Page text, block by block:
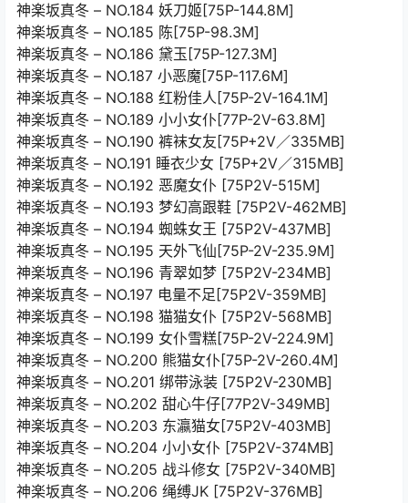
神楽坂真冬 – NO.184 妖刀姬[75P-144.8M]
神楽坂真冬 – NO.185 陈[75P-98.3M]
神楽坂真冬 – NO.186 黛玉[75P-127.3M]
神楽坂真冬 – NO.187 小恶魔[75P-117.6M]
神楽坂真冬 – NO.188 红粉佳人[75P-2V-164.1M]
神楽坂真冬 – NO.189 小小女仆[77P-2V-63.8M]
神楽坂真冬 – NO.190 裤袜女友[75P+2V／335MB]
神楽坂真冬 – NO.191 睡衣少女 [75P+2V／315MB]
神楽坂真冬 – NO.192 恶魔女仆 [75P2V-515M]
神楽坂真冬 – NO.193 梦幻高跟鞋 [75P2V-462MB]
神楽坂真冬 – NO.194 蜘蛛女王 [75P2V-437MB]
神楽坂真冬 – NO.195 天外飞仙[75P-2V-235.9M]
神楽坂真冬 – NO.196 青翠如梦 [75P2V-234MB]
神楽坂真冬 – NO.197 电量不足[75P2V-359MB]
神楽坂真冬 – NO.198 猫猫女仆 [75P2V-568MB]
神楽坂真冬 – NO.199 女仆雪糕[75P-2V-224.9M]
神楽坂真冬 – NO.200 熊猫女仆[75P-2V-260.4M]
神楽坂真冬 – NO.201 绑带泳装 [75P2V-230MB]
神楽坂真冬 – NO.202 甜心牛仔[77P2V-349MB]
神楽坂真冬 – NO.203 东瀛猫女[75P2V-403MB]
神楽坂真冬 – NO.204 小小女仆 [75P2V-374MB]
神楽坂真冬 – NO.205 战斗修女 [75P2V-340MB]
神楽坂真冬 – NO.206 绳缚JK [75P2V-376MB]